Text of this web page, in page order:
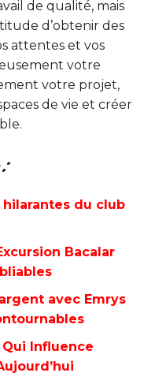
de qualité, mais
d’obtenir des
attentes et vos
votre
votre projet,
de vie et créer
du club
Bacalar
avec Emrys
Influence